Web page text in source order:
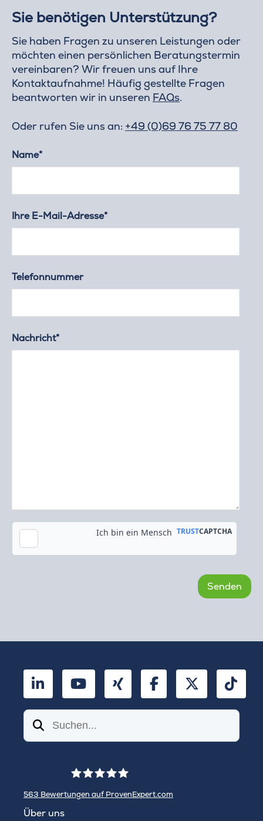
Sie benötigen Unterstützung?
Sie haben Fragen zu unseren Leistungen oder
möchten einen persönlichen Beratungstermin
vereinbaren? Wir freuen uns auf Ihre
Kontaktaufnahme! Häufig gestellte Fragen
beantworten wir in unseren FAQs.
Oder rufen Sie uns an: +49 (0)69 76 75 77 80
Name*
Ihre E-Mail-Adresse*
Telefonnummer
Nachricht*
Kopie an meine E-Mail-Adresse senden
LinkedInYouTubeXing FacebookTwitter
Suchen
563 Bewertungen auf ProvenExpert.com
Über uns